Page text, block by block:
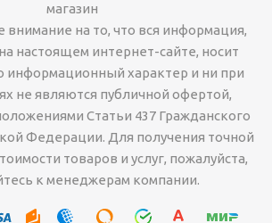
магазин
на то, что вся информация,
настоящем интернет-сайте, носит
информационный характер и ни при
не являются публичной офертой,
Статьи 437 Гражданского
Федерации. Для получения точной
товаров и услуг, пожалуйста,
к менеджерам компании.